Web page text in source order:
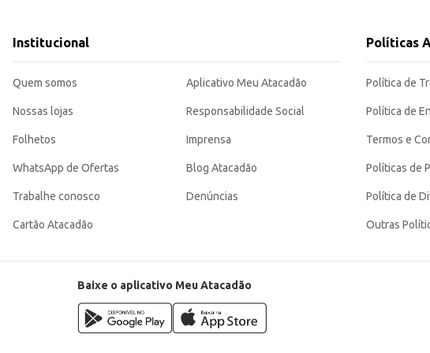
para a nutrição diária do seu cão, seja para uso doméstico ou para revenda em seu negócio. Sua embalagem
Institucional
Quem somos
Nossas lojas
Folhetos
WhatsApp de Ofertas
Trabalhe conosco
Cartão Atacadão
Aplicativo Meu Atacadão
Responsabilidade Social
Imprensa
Blog Atacadão
Denúncias
Políticas
Política de
Política de
Termos e
Políticas de
Política de
Outras
Baixe o aplicativo Meu Atacadão